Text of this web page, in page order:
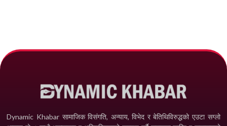
Dynamic Khabar सामाजिक विसंगति, अन्याय, विभेद­ र बेतिथिविरुद्धको एउटा सग्लो